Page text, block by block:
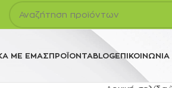
ΜΕ ΕΜΆΣΠΡΟΪΌΝΤΑBLOGΕΠΙΚΟΙΝΩΝΊΑ